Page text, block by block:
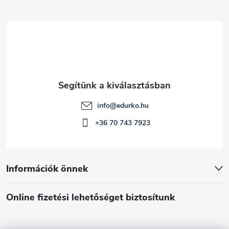
Információk önnek
Online fizetési lehetőséget biztosítunk
info@edurko.hu
+36 70 743 7923